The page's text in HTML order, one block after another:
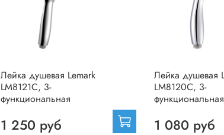
Лейка душевая Lemark
LM8121C, 3-
функциональная
1 250 руб
Лейка душевая
LM8120C, 3-
функциональная
1 080 руб